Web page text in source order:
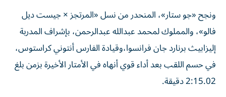
ونجح «جو ستار»، المنحدر من نسل «المرتجز × جيست ديل
فالو»، والمملوك لمحمد عبدالله عبدالرحمن، بإشراف المدربة
إليزابيث برنارد جان فرانسوا،وقيادة الفارس أنتوني كراستوس،
في حسم اللقب بعد أداء قوي أنهاه في الأمتار الأخيرة بزمن بلغ
2:15.02 دقيقة.